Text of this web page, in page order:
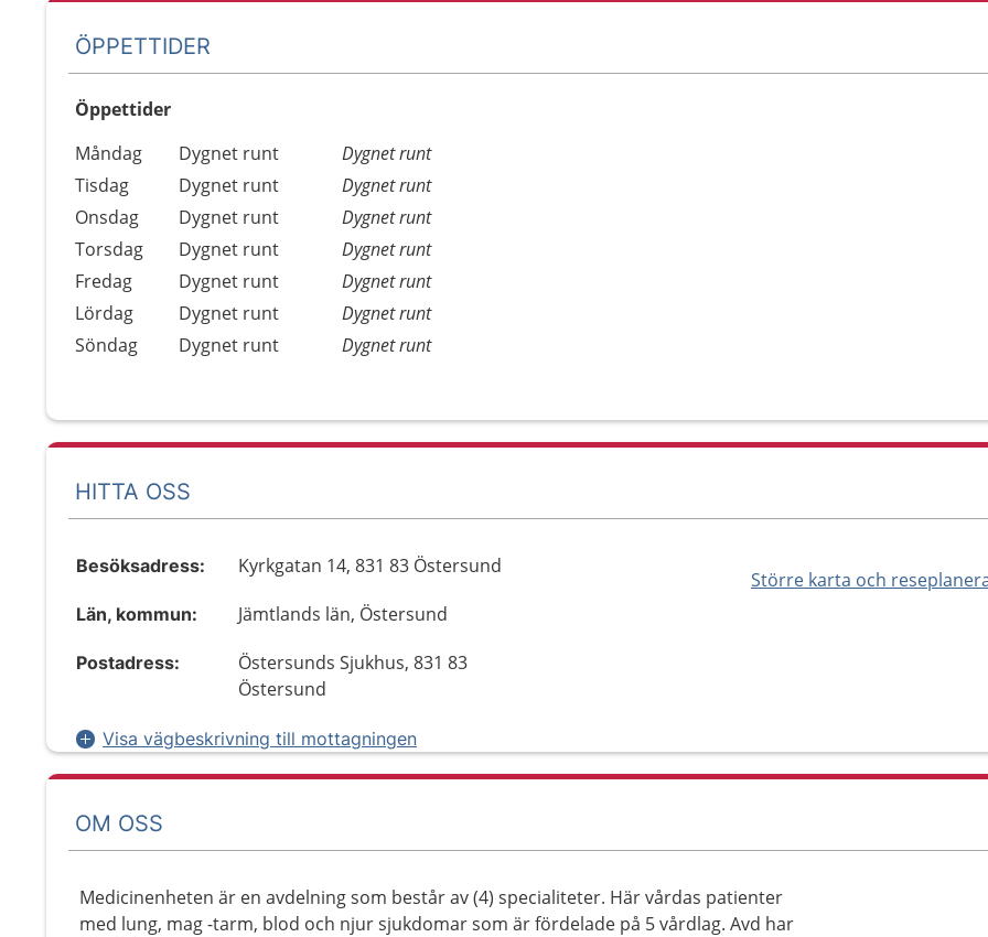
ÖPPETTIDER
Öppettider
Dag
Öppettider
Kommentarer
Måndag Dygnet runt
Dygnet runt
Tisdag
Dygnet runt
Dygnet runt
Onsdag
Dygnet runt
Dygnet runt
Torsdag
Dygnet runt
Dygnet runt
Fredag
Dygnet runt
Dygnet runt
Lördag
Dygnet runt
Dygnet runt
Söndag
Dygnet runt Dygnet runt
HITTA OSS
Större karta och
Besöksadress: Kyrkgatan 14, 831 83 Östersund
Län, kommun: Jämtlands län, Östersund
Postadress:
Östersunds Sjukhus, 831 83
Östersund
Visa vägbeskrivning till mottagningen
OM OSS
Medicinenheten är en avdelning som består av (4) specialiteter. Här vårdas patienter
med lung, mag -tarm, blod och njur sjukdomar som är fördelade på 5 vårdlag. Avd har